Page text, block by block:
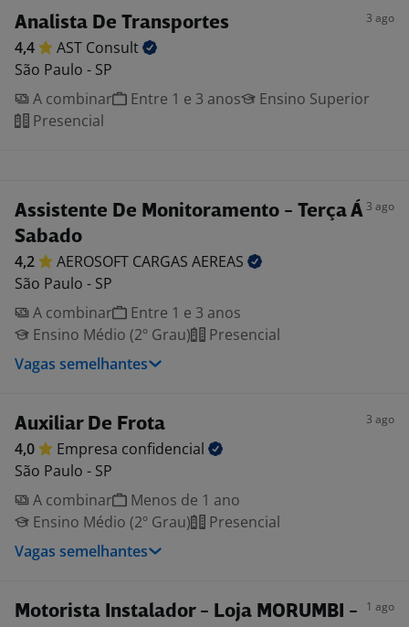
Analista De Transportes 3 ago
4,4 AST Consult
São Paulo - SP
A combinar
Entre 1 e 3 anos
Ensino Superior
Presencial
Assistente De Monitoramento - Terça Á
Sabado
3 ago
4,2 AEROSOFT CARGAS AEREAS
São Paulo - SP
A combinar
Entre 1 e 3 anos
Ensino Médio (2º Grau)
Presencial
Vagas semelhantes
Auxiliar De Frota 3 ago
4,0 Empresa confidencial
São Paulo - SP
A combinar
Menos de 1 ano
Ensino Médio (2º Grau)
Presencial
Vagas semelhantes
Motorista Instalador - Loja MORUMBI -
1 ago